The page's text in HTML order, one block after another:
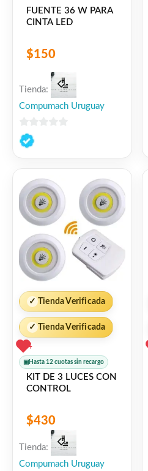
FUENTE 36 W PARA
CINTA LED
$150
Tienda:
Compumach Uruguay
0
de
✓ Tienda Verificada
✓ Tienda Verificada
4
▣ Hasta 12 cuotas sin recargo
KIT DE 3 LUCES CON
CONTROL
$430
Tienda:
Compumach Uruguay